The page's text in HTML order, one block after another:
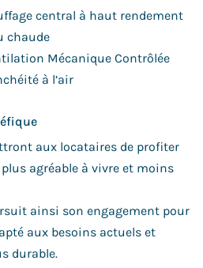
central à haut rendement
chaude
Mécanique Contrôlée
à l’air
aux locataires de profiter
agréable à vivre et moins
ainsi son engagement pour
aux besoins actuels et
durable.